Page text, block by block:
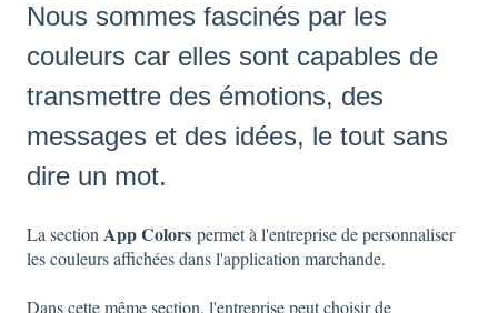
Nous sommes fascinés par les
couleurs car elles sont capables de
transmettre des émotions, des
messages et des idées, le tout sans
dire un mot.
La section App Colors permet à l'entreprise de personnaliser
les couleurs affichées dans l'application marchande.
Dans cette même section, l'entreprise peut choisir de